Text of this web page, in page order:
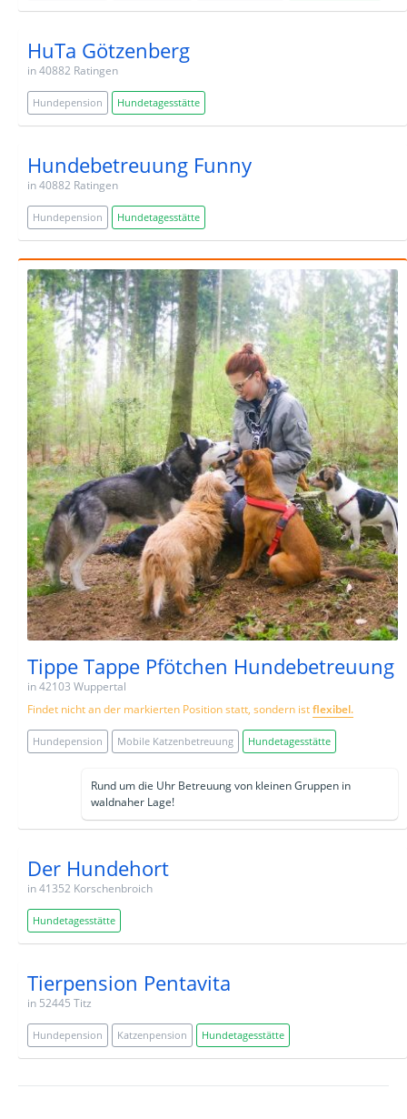
HuTa Götzenberg
in 40882 Ratingen
Hundepension Hundetagesstätte
Hundebetreuung Funny
in 40882 Ratingen
Hundepension Hundetagesstätte
Tippe Tappe Pfötchen Hundebetreuung
in 42103 Wuppertal
Findet nicht an der markierten Position statt, sondern istflexibel.
Hundepension Mobile Katzenbetreuung Hundetagesstätte
Rund um die Uhr Betreuung von kleinen Gruppen in
waldnaher Lage!
Der Hundehort
in 41352 Korschenbroich
Hundetagesstätte
Tierpension Pentavita
in 52445 Titz
Hundepension Katzenpension Hundetagesstätte